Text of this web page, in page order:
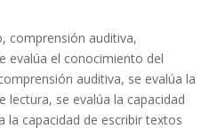
comprensión auditiva,
evalúa el conocimiento del
auditiva, se evalúa la
lectura, se evalúa la capacidad
la capacidad de escribir textos